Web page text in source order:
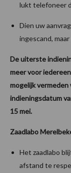
lukt telefoneer
Dien uw
ingescand,
De uiterste
meer voor
mogelijk
indieningsdatum
15 mei.
Zaadlabo
Het zaadlabo
afstand te